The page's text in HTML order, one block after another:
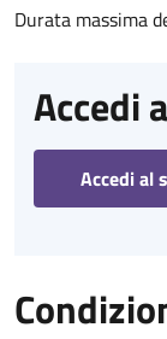
Durata massima
Accedi
Accedi al